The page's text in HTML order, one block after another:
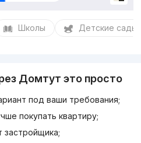
Школы Детские сады
Домтут это просто
под ваши требования;
покупать квартиру;
застройщика;